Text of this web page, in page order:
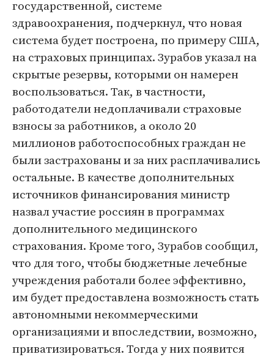
государственной, системе
здравоохранения, подчеркнул, что новая
система будет построена, по примеру США,
на страховых принципах. Зурабов указал на
скрытые резервы, которыми он намерен
воспользоваться. Так, в частности,
работодатели недоплачивали страховые
взносы за работников, а около 20
миллионов работоспособных граждан не
были застрахованы и за них расплачивались
остальные. В качестве дополнительных
источников финансирования министр
назвал участие россиян в программах
дополнительного медицинского
страхования. Кроме того, Зурабов сообщил,
что для того, чтобы бюджетные лечебные
учреждения работали более эффективно,
им будет предоставлена возможность стать
автономными некоммерческими
организациями и впоследствии, возможно,
приватизироваться. Тогда у них появится